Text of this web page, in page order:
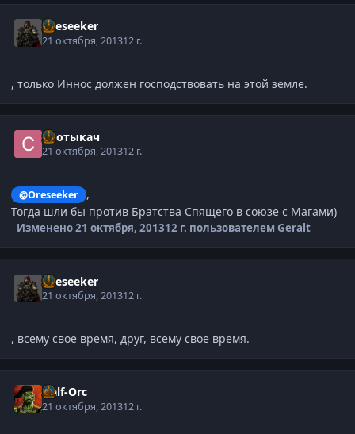
Oreseeker
21 октября, 201312 г.
, только Иннос должен господствовать на этой земле.
Спотыкач
21 октября, 201312 г.
@Oreseeker
,
Тогда шли бы против Братства Спящего в союзе с Магами)
Изменено21 октября, 201312 г. пользователем Geralt
Oreseeker
21 октября, 201312 г.
, всему свое время, друг, всему свое время.
Half-Orc
21 октября, 201312 г.